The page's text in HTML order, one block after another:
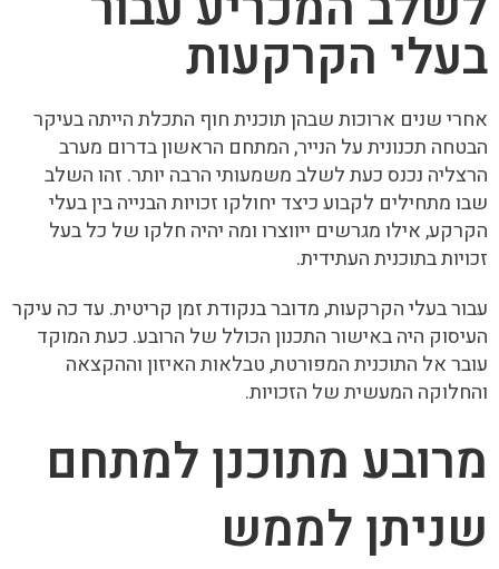
בעלי הקרקעות
אחרי שנים ארוכות שבהן תוכנית חוף התכלת הייתה בעיקר
הבטחה תכנונית על הנייר, המתחם הראשון בדרום מערב
הרצליה נכנס כעת לשלב משמעותי הרבה יותר. זהו השלב
שבו מתחילים לקבוע כיצד יחולקו זכויות הבנייה בין בעלי
הקרקע, אילו מגרשים ייווצרו ומה יהיה חלקו של כל בעל
זכויות בתוכנית העתידית.
עבור בעלי הקרקעות, מדובר בנקודת זמן קריטית. עד כה עיקר
העיסוק היה באישור התכנון הכולל של הרובע. כעת המוקד
עובר אל התוכנית המפורטת, טבלאות האיזון וההקצאה
והחלוקה המעשית של הזכויות.
מרובע מתוכנן למתחם
שניתן לממש